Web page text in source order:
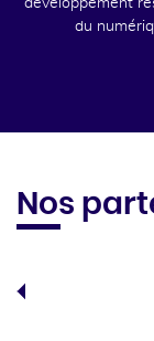
du
Nos